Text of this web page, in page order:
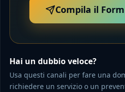
Compila il
Hai un dubbio veloce?
Usa questi canali per fare una
richiedere un servizio o un